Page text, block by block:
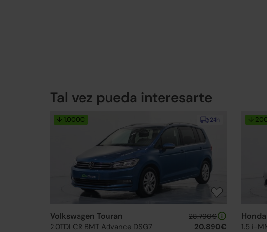
Tal vez pueda interesarte
24h
↓ 1.000€
Volkswagen Touran
2.0TDI CR BMT Advance DSG7
28.790€
20.890€
↓
1.5 i-